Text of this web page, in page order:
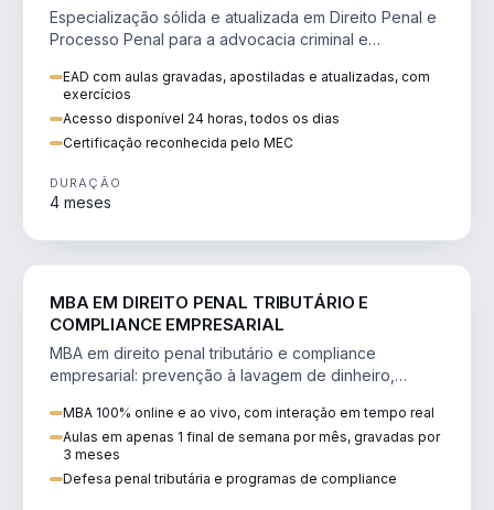
Especialização sólida e atualizada em Direito Penal e
Processo Penal para a advocacia criminal e
EAD com aulas gravadas, apostiladas e atualizadas, com
exercícios
Acesso disponível 24 horas, todos os dias
Certificação reconhecida pelo MEC
DURAÇÃO
4 meses
MBA EM DIREITO PENAL TRIBUTÁRIO E
COMPLIANCE EMPRESARIAL
MBA em direito penal tributário e compliance
empresarial: prevenção à lavagem de dinheiro,
MBA 100% online e ao vivo, com interação em tempo real
Aulas em apenas 1 final de semana por mês, gravadas por
3 meses
Defesa penal tributária e programas de compliance